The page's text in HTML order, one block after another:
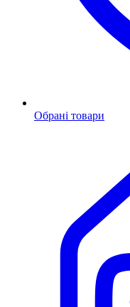
Обрані товари